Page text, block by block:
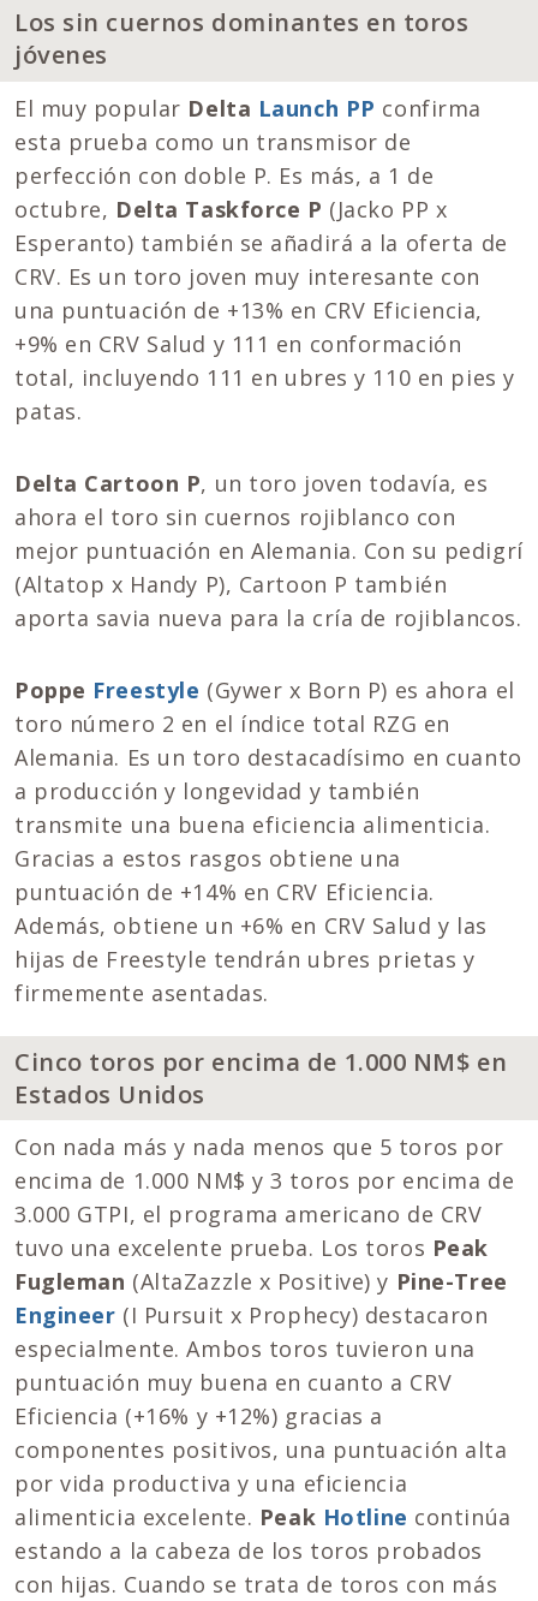
Los sin cuernos dominantes en toros
jóvenes
El muy popular Delta Launch PP confirma
esta prueba como un transmisor de
perfección con doble P. Es más, a 1 de
octubre, Delta Taskforce P (Jacko PP x
Esperanto) también se añadirá a la oferta de
CRV. Es un toro joven muy interesante con
una puntuación de +13% en CRV Eficiencia,
+9% en CRV Salud y 111 en conformación
total, incluyendo 111 en ubres y 110 en pies y
patas.
Delta Cartoon P, un toro joven todavía, es
ahora el toro sin cuernos rojiblanco con
mejor puntuación en Alemania. Con su pedigrí
(Altatop x Handy P), Cartoon P también
aporta savia nueva para la cría de rojiblancos.
Poppe Freestyle (Gywer x Born P) es ahora el
toro número 2 en el índice total RZG en
Alemania. Es un toro destacadísimo en cuanto
a producción y longevidad y también
transmite una buena eficiencia alimenticia.
Gracias a estos rasgos obtiene una
puntuación de +14% en CRV Eficiencia.
Además, obtiene un +6% en CRV Salud y las
hijas de Freestyle tendrán ubres prietas y
firmemente asentadas.
Cinco toros por encima de 1.000 NM$ en
Estados Unidos
Con nada más y nada menos que 5 toros por
encima de 1.000 NM$ y 3 toros por encima de
3.000 GTPI, el programa americano de CRV
tuvo una excelente prueba. Los toros Peak
Fugleman (AltaZazzle x Positive) y Pine-Tree
Engineer (I Pursuit x Prophecy) destacaron
especialmente. Ambos toros tuvieron una
puntuación muy buena en cuanto a CRV
Eficiencia (+16% y +12%) gracias a
componentes positivos, una puntuación alta
por vida productiva y una eficiencia
alimenticia excelente. Peak Hotline continúa
estando a la cabeza de los toros probados
con hijas. Cuando se trata de toros con más